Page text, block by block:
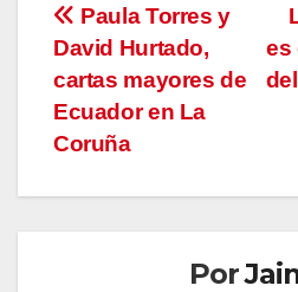
Navegación
de
entradas
es
Paula Torres y
David Hurtado,
cartas mayores de
Ecuador en La
Coruña
Por